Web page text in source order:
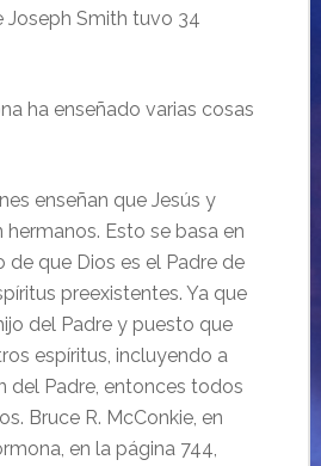
Joseph Smith tuvo 34
ha enseñado varias cosas
enseñan que Jesús y
hermanos. Esto se basa en
de que Dios es el Padre de
preexistentes. Ya que
del Padre y puesto que
espíritus, incluyendo a
del Padre, entonces todos
Bruce R. McConkie, en
en la página 744,